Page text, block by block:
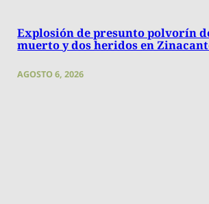
Explosión de presunto polvorín
muerto y dos heridos en
AGOSTO 6, 2026